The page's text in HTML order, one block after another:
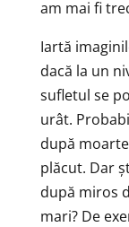
am mai fi
Iartă
dacă la un
sufletul se
urât.
după
plăcut. Dar
după miros
mari? De